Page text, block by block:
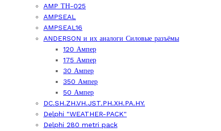
AMP ТН-025
AMPSEAL
AMPSEAL16
ANDERSON и их аналоги Силовые разъёмы
120 Ампер
175 Ампер
30 Ампер
350 Ампер
50 Ампер
DC.SH.ZH.VH.JST.PH.XH.PA.HY.
Delphi "WEATHER-PACK"
Delphi 280 metri pack